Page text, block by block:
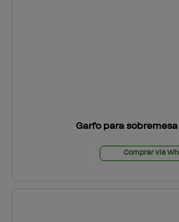
Garfo para
Comprar via